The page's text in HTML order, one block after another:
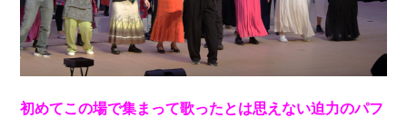
初めてこの場で集まって歌ったとは思えない迫力のパフ